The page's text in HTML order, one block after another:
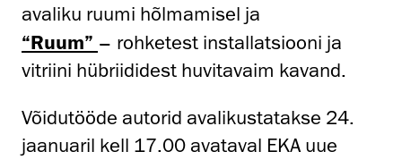
avaliku ruumi hõlmamisel ja
“Ruum” – rohketest installatsiooni ja
vitriini hübriididest huvitavaim kavand.
Võidutööde autorid avalikustatakse 24.
jaanuaril kell 17.00 avataval EKA uue